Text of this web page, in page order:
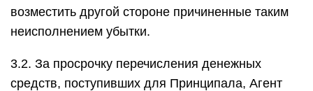
возместить другой стороне причиненные таким
неисполнением убытки.
3.2. За просрочку перечисления денежных
средств, поступивших для Принципала, Агент